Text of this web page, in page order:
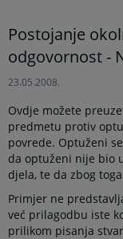
Postojanje
odgovornost -
23.05.2008.
Ovdje možete
predmetu protiv
povrede. Optuženi
da optuženi nije bio
djela, te da zbog
Primjer ne
već prilagodbu iste
prilikom pisanja